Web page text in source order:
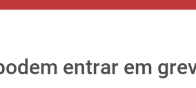
entrar em